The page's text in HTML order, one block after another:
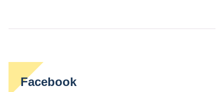
Facebook